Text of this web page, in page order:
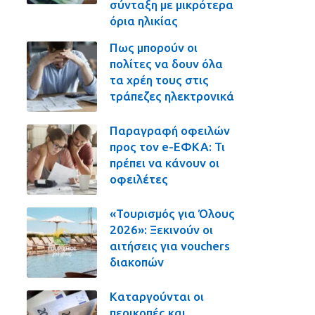
σύνταξη με μικρότερα
όρια ηλικίας
Πως μπορούν οι
πολίτες να δουν όλα
τα χρέη τους στις
τράπεζες ηλεκτρονικά
Παραγραφή οφειλών
προς τον e-ΕΦΚΑ: Τι
πρέπει να κάνουν οι
οφειλέτες
«Τουρισμός για Όλους
2026»: Ξεκινούν οι
αιτήσεις για vouchers
διακοπών
Καταργούνται οι